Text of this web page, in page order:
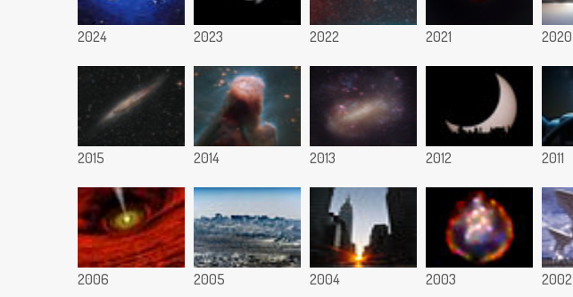
2024 2023 2022 2021 2020
2015 2014 2013 2012 2011
2006 2005 2004 2003 2002